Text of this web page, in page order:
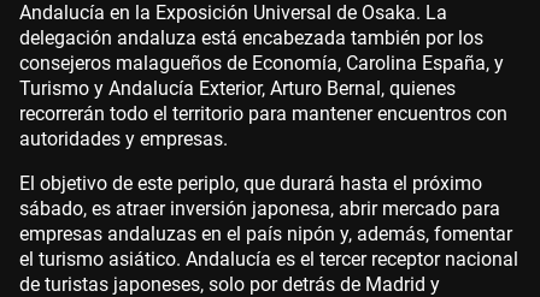
Andalucía en la Exposición Universal de Osaka. La
delegación andaluza está encabezada también por los
consejeros malagueños de Economía, Carolina España, y
Turismo y Andalucía Exterior, Arturo Bernal, quienes
recorrerán todo el territorio para mantener encuentros con
autoridades y empresas.
El objetivo de este periplo, que durará hasta el próximo
sábado, es atraer inversión japonesa, abrir mercado para
empresas andaluzas en el país nipón y, además, fomentar
el turismo asiático. Andalucía es el tercer receptor nacional
de turistas japoneses, solo por detrás de Madrid y